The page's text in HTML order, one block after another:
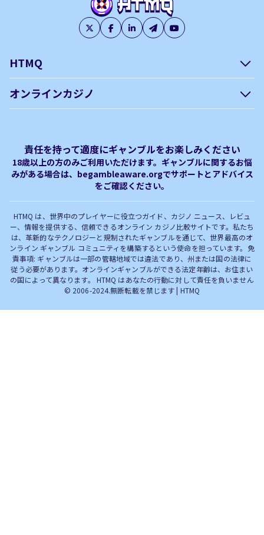
HTMQ
オンラインカジノ
オンラインカジノ フリースピ
ン おすすめ
Plinko｜プリンコとは？
オンラインカジノ最新サイト
オンラインカジノボーナス
責任を持って適度にギャンブルをお楽しみください
18歳以上の方のみご利用いただけます。ギャンブルに関するお悩
みがある場合は、begambleaware.orgでサポートとアドバイス
をご確認ください。
HTMQ は、世界中のプレイヤーに役立つガイド、カジノ ニュース、レビュ
ー、情報を提供する、信頼できるオンライン カジノ比較サイトです。私たち
は、革新的なテクノロジーと規制されたギャンブルを通じて、世界最高のオ
ンライン ギャンブル コミュニティを構築するという使命を担っています。免
責事項: ギャンブルは一部の管轄地域では違法であり、州または国の法律に
従う必要があります。オンラインギャンブルができる法定年齢は、お住まい
の国によって異なります。 HTMQ はあなたの行動に対して責任を負いません
© 2006-2024.無断転載を禁じます | HTMQ